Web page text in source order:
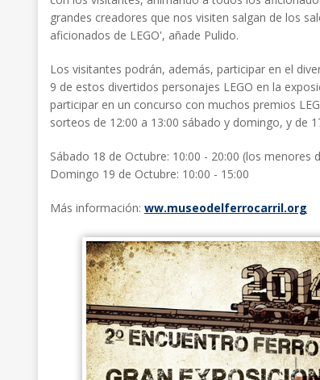
grandes creadores que nos visiten salgan de los
aficionados de LEGO', añade Pulido.
Los visitantes podrán, además, participar en el
9 de estos divertidos personajes LEGO en la
participar en un concurso con muchos premios
sorteos de 12:00 a 13:00 sábado y domingo, y de
Sábado 18 de Octubre: 10:00 - 20:00 (los
Domingo 19 de Octubre: 10:00 - 15:00
Más información: ww.museodelferrocarril.org